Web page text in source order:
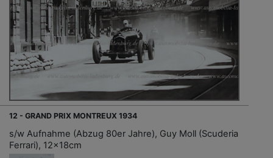
12 - GRAND PRIX MONTREUX 1934
s/w Aufnahme (Abzug 80er Jahre), Guy Moll (Scuderia
Ferrari), 12x18cm